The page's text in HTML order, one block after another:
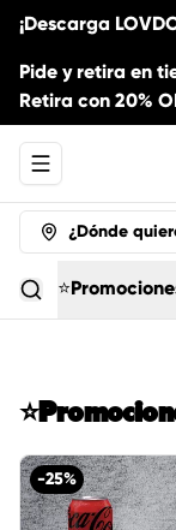
¡Descarga
Pide y retira en
Retira con 20%
Abrir menu de
¿Dónde
-25%